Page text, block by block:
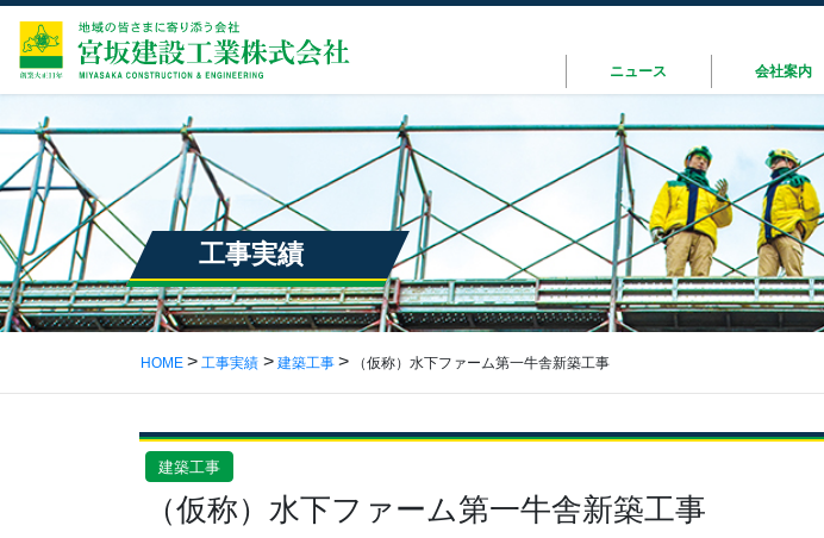
ニュース 会社案内
工事実績
HOME 工事実績 建築工事 （仮称）水下ファーム第一牛舎新築工事
建築工事
（仮称）水下ファーム第一牛舎新築工事